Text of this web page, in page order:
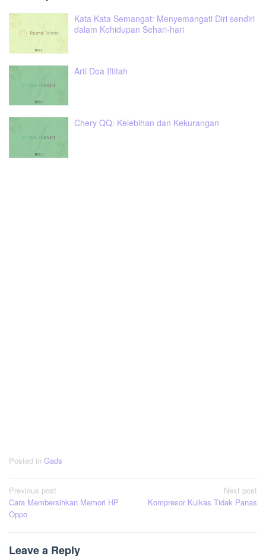
Kata Kata Semangat: Menyemangati Diri sendiri
dalam Kehidupan Sehari-hari
Arti Doa Iftitah
Chery QQ: Kelebihan dan Kekurangan
Posted in Gads
Post
navigation
Previous post
Cara Membersihkan Memori HP
Oppo
Next post
Kompresor Kulkas Tidak Panas
Leave a Reply